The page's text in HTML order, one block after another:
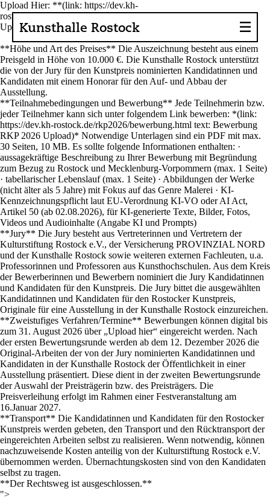
Upload Hier: **(link: https://dev.kh-
rostock.de/rkp2026/bewerbung.html text: Bewerbung RKP 2026
Upload)**
**Höhe und Art des Preises** Die Auszeichnung besteht aus einem
Preisgeld in Höhe von 10.000 €. Die Kunsthalle Rostock unterstützt
die von der Jury für den Kunstpreis nominierten Kandidatinnen und
Kandidaten mit einem Honorar für den Auf- und Abbau der
Ausstellung.
**Teilnahmebedingungen und Bewerbung** Jede Teilnehmerin bzw.
jeder Teilnehmer kann sich unter folgendem Link bewerben: *(link:
https://dev.kh-rostock.de/rkp2026/bewerbung.html text: Bewerbung
RKP 2026 Upload)* Notwendige Unterlagen sind ein PDF mit max.
30 Seiten, 10 MB. Es sollte folgende Informationen enthalten: ·
aussagekräftige Beschreibung zu Ihrer Bewerbung mit Begründung
zum Bezug zu Rostock und Mecklenburg-Vorpommern (max. 1 Seite)
· tabellarischer Lebenslauf (max. 1 Seite) · Abbildungen der Werke
(nicht älter als 5 Jahre) mit Fokus auf das Genre Malerei · KI-
Kennzeichnungspflicht laut EU-Verordnung KI-VO oder AI Act,
Artikel 50 (ab 02.08.2026), für KI-generierte Texte, Bilder, Fotos,
Videos und Audioinhalte (Angabe KI und Prompts)
**Jury** Die Jury besteht aus Vertreterinnen und Vertretern der
Kulturstiftung Rostock e.V., der Versicherung PROVINZIAL NORD
und der Kunsthalle Rostock sowie weiteren externen Fachleuten, u.a.
Professorinnen und Professoren aus Kunsthochschulen. Aus dem Kreis
der Bewerberinnen und Bewerbern nominiert die Jury Kandidatinnen
und Kandidaten für den Kunstpreis. Die Jury bittet die ausgewählten
Kandidatinnen und Kandidaten für den Rostocker Kunstpreis,
Originale für eine Ausstellung in der Kunsthalle Rostock einzureichen.
**Zweistufiges Verfahren/Termine** Bewerbungen können digital bis
zum 31. August 2026 über „Upload hier“ eingereicht werden. Nach
der ersten Bewertungsrunde werden ab dem 12. Dezember 2026 die
Original-Arbeiten der von der Jury nominierten Kandidatinnen und
Kandidaten in der Kunsthalle Rostock der Öffentlichkeit in einer
Ausstellung präsentiert. Diese dient in der zweiten Bewertungsrunde
der Auswahl der Preisträgerin bzw. des Preisträgers. Die
Preisverleihung erfolgt im Rahmen einer Festveranstaltung am
16.Januar 2027.
**Transport** Die Kandidatinnen und Kandidaten für den Rostocker
Kunstpreis werden gebeten, den Transport und den Rücktransport der
eingereichten Arbeiten selbst zu realisieren. Wenn notwendig, können
nachzuweisende Kosten anteilig von der Kulturstiftung Rostock e.V.
übernommen werden. Übernachtungskosten sind von den Kandidaten
selbst zu tragen.
**Der Rechtsweg ist ausgeschlossen.**
">
Kunsthalle Rostock
About the Art Hall
Collection
Contact persons
Sponsors, Projects
Presse
Café, Bistro
Current issues
News
Events calendar
Information
Visit
Programm
Kunstvermittlung &
Museumspädagogik
Exhibitions
Current
Preview
Archive